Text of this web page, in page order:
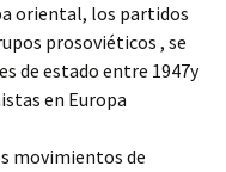
oriental, los partidos
prosoviéticos , se
de estado entre 1947y
en Europa
movimientos de